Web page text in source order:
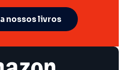
nossos livros